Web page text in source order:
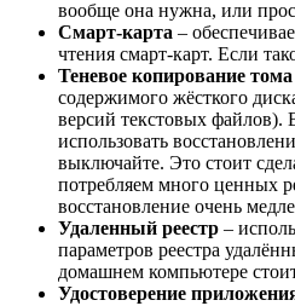
вообще она нужна, или
Смарт-карта –
чтения смарт-карт. Если
Теневое копирование тома
содержимого жёсткого
версий текстовых файлов).
использовать
выключайте. Это стоит
потребляем много ценных
восстановление очень
Удаленный реестр –
параметров реестра
домашнем компьютере
Удостоверение